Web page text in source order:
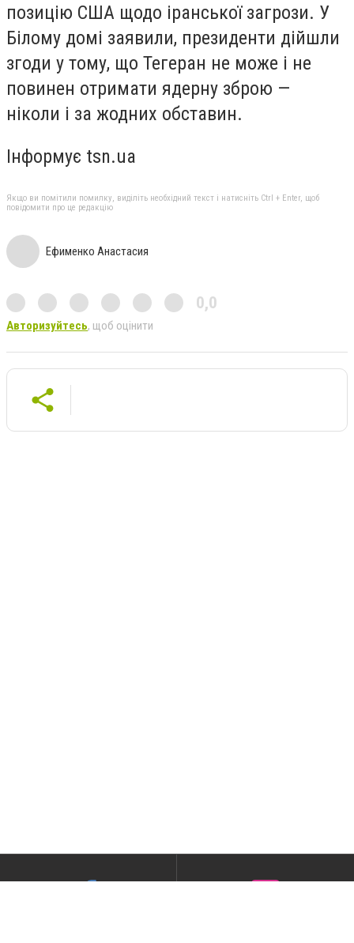
позицію США щодо іранської загрози. У
Білому домі заявили, президенти дійшли
згоди у тому, що Тегеран не може і не
повинен отримати ядерну зброю —
ніколи і за жодних обставин.
Інформує tsn.ua
Якщо ви помітили помилку, виділіть необхідний текст і натисніть Ctrl + Enter, щоб
повідомити про це редакцію
Ефименко Анастасия
0,0
Авторизуйтесь, щоб оцінити